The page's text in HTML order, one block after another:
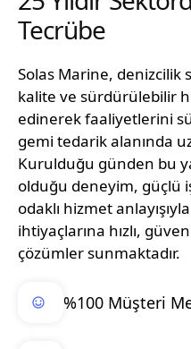
Tecrübe
Solas Marine,
kalite ve sürdürülebilir
edinerek faaliyetlerini
gemi tedarik alanında
Kurulduğu günden bu
olduğu deneyim, güçlü
odaklı hizmet
ihtiyaçlarına hızlı,
çözümler sunmaktadır.
%100 Müşteri